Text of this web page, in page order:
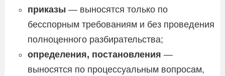
приказы — выносятся только по
бесспорным требованиям и без проведения
полноценного разбирательства;
определения, постановления —
выносятся по процессуальным вопросам,